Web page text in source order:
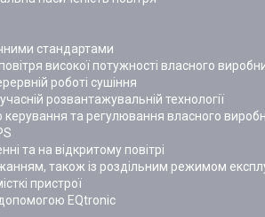
стандартами
високої потужності власного
роботі сушіння
розвантажувальній технології
керування та регулювання власного
та на відкритому повітрі
також із роздільним режимом
пристрої
допомогою EQtronic